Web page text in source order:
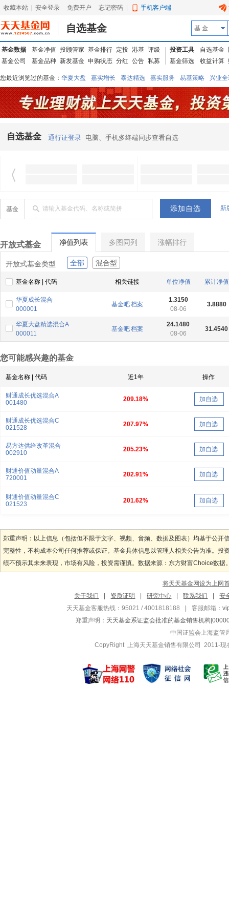
收藏本站 安全登录 免费开户 忘记密码 手机客户端
自选基金 基 金
基金数据 基金净值 投顾管家 基金排行 定投 港基 评级
基金公司
基金品种 新发基金 申购状态 分红 公告 私募
投资工具 自选基金
基金筛选
收益计算
您最近浏览过的基金： 华夏大盘 嘉实增长 泰达精选 嘉实服务 易基策略 兴业
信诚蓝筹 华夏优势 汇丰龙腾 华夏红利 易基中小盘 银华优质 中银中国 广发
东吴动力
自选基金 通行证登录 电脑、手机多终端同步查看自选
基金 请输入基金代码、名称或简拼 新
开放式基金 净值列表 多图同列 涨幅排行
开放式基金类型 全部 混合型
基金名称 | 代码 相关链接 单位净值 累计净值
华夏成长混合
000001
基金吧档案
1.3150
08-06
3.8880
华夏大盘精选混合A
000011
基金吧档案
24.1480
08-06
31.4540
您可能感兴趣的基金
基金名称 | 代码 近1年 操作
财通成长优选混合A
001480
209.18% 加自选
财通成长优选混合C
021528
207.97% 加自选
易方达供给改革混合
002910
205.23% 加自选
财通价值动量混合A
720001
202.91% 加自选
财通价值动量混合C
021523
201.62% 加自选
郑重声明：以上信息（包括但不限于文字、视频、音频、数据及图表）均基于公
完整性，不构成本公司任何推荐或保证。基金具体信息以管理人相关公告为准。
绩不预示其未来表现，市场有风险，投资需谨慎。数据来源：东方财富Choice数据
将天天基金网设为上网
关于我们
资质证明 研究中心 联系我们
安
天天基金客服热线：95021 / 4001818188
客服邮箱：
郑重声明： 天天基金系证监会批准的基金销售机构
中国证监会上海监管
CopyRight 上海天天基金销售有限公司 2011-